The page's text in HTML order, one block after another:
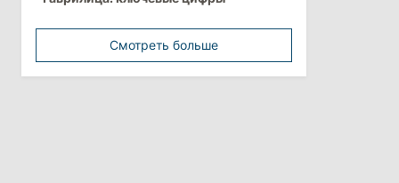
Перед отпуском депутаты получили
Смотреть больше